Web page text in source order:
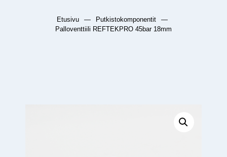
Etusivu — Putkistokomponentit
—
Palloventtiili REFTEKPRO 45bar 18mm